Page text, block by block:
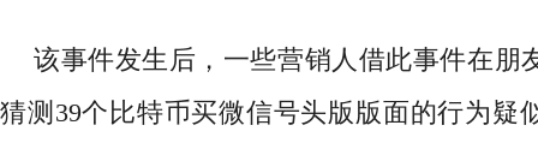
该事件发生后，一些营销人借此事件在朋
猜测 39个比特币买微信号头版版面的行为疑